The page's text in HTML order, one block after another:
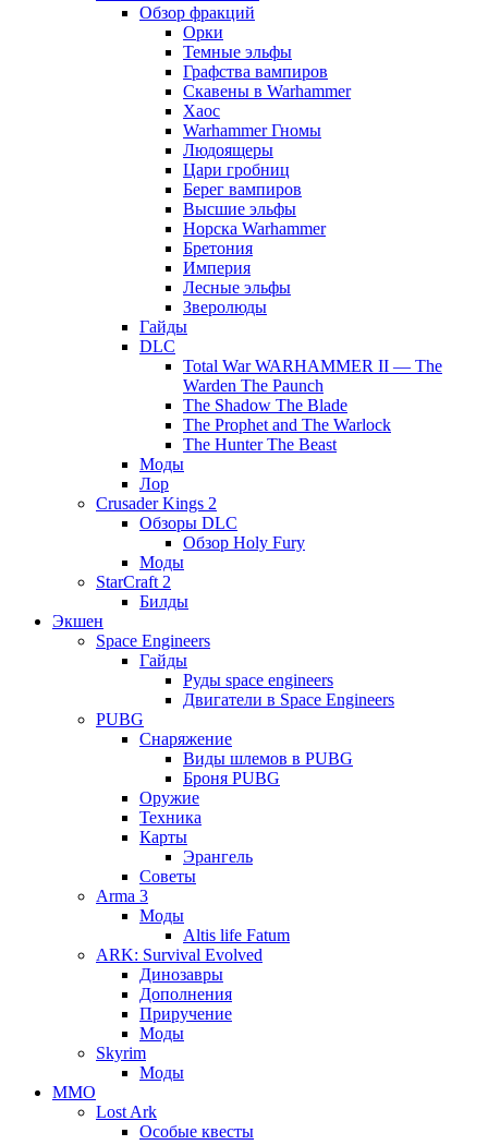
Обзор фракций
Орки
Темные эльфы
Графства вампиров
Cкавены в Warhammer
Хаос
Warhammer Гномы
Людоящеры
Цари гробниц
Берег вампиров
Высшие эльфы
Норска Warhammer
Бретония
Империя
Лесные эльфы
Зверолюды
Гайды
DLC
Total War WARHAMMER II — The
Warden The Paunch
The Shadow The Blade
The Prophet and The Warlock
The Hunter The Beast
Моды
Лор
Crusader Kings 2
Обзоры DLC
Обзор Holy Fury
Моды
StarCraft 2
Билды
Экшен
Space Engineers
Гайды
Руды space engineers
Двигатели в Space Engineers
PUBG
Снаряжение
Виды шлемов в PUBG
Броня PUBG
Оружие
Техника
Карты
Эрангель
Советы
Arma 3
Моды
Altis life Fatum
ARK: Survival Evolved
Динозавры
Дополнения
Приручение
Моды
Skyrim
Моды
ММО
Lost Ark
Особые квесты